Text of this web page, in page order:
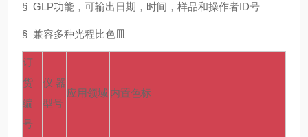
§ GLP功能，可输出日期，时间，样品和操作者ID号
§ 兼容多种光程比色皿
订
货
编
号
仪器
型号
应用领域 内置色标